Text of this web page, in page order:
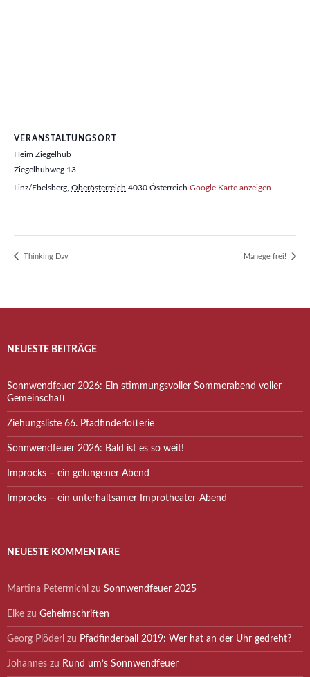
VERANSTALTUNGSORT
Heim Ziegelhub
Ziegelhubweg 13
Linz/Ebelsberg Oberösterreich 4030 Österreich Google Karte anzeigen
Thinking Day Manege frei!
NEUESTE BEITRÄGE
Sonnwendfeuer 2026: Ein stimmungsvoller Sommerabend voller
Gemeinschaft
Ziehungsliste 66. Pfadfinderlotterie
Sonnwendfeuer 2026: Bald ist es so weit!
Improcks – ein gelungener Abend
Improcks – ein unterhaltsamer Improtheater-Abend
NEUESTE KOMMENTARE
Martina Petermichl zu Sonnwendfeuer 2025
Elke zu Geheimschriften
Georg Plöderl zu Pfadfinderball 2019: Wer hat an der Uhr gedreht?
Johannes zu Rund um’s Sonnwendfeuer